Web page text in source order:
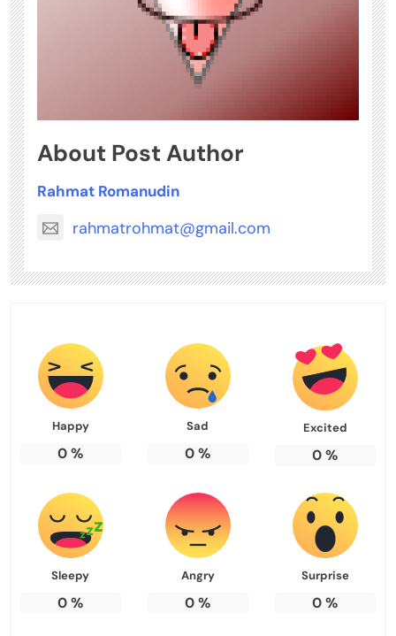
About Post Author
Rahmat Romanudin
rahmatrohmat@gmail.com
Happy
0%
Sad
0%
Excited
0%
Sleepy
0%
Angry
0%
Surprise
0%